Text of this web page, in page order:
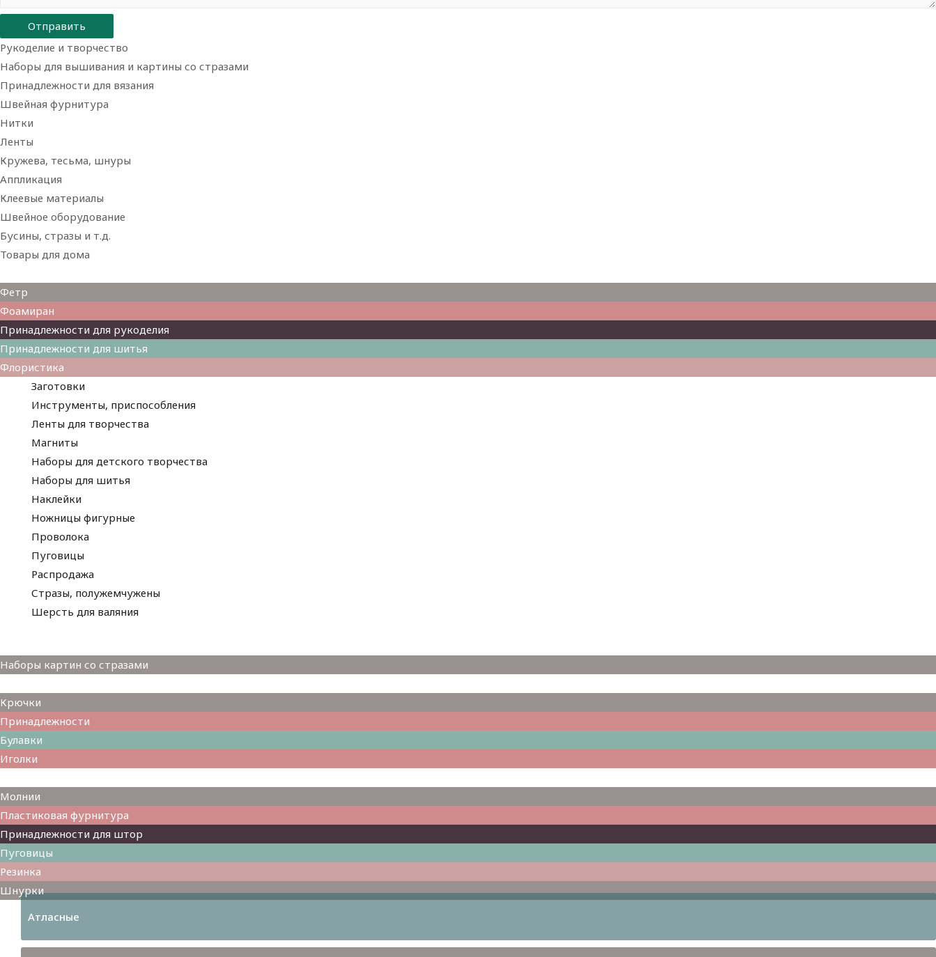
Отправить
Рукоделие и творчество
Наборы для вышивания и картины со стразами
Принадлежности для вязания
Швейная фурнитура
Нитки
Ленты
Кружева, тесьма, шнуры
Аппликация
Клеевые материалы
Швейное оборудование
Бусины, стразы и т.д.
Товары для дома
Фетр
Фоамиран
Принадлежности для рукоделия
Принадлежности для шитья
Флористика
Заготовки
Инструменты, приспособления
Ленты для творчества
Магниты
Наборы для детского творчества
Наборы для шитья
Наклейки
Ножницы фигурные
Проволока
Пуговицы
Распродажа
Стразы, полужемчужены
Шерсть для валяния
Наборы картин со стразами
Крючки
Принадлежности
Булавки
Иголки
Молнии
Пластиковая фурнитура
Принадлежности для штор
Пуговицы
Резинка
Шнурки
Атласные